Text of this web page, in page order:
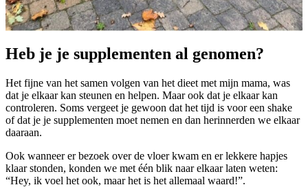
Heb je je supplementen al genomen?
Het fijne van het samen volgen van het dieet met mijn mama, was
dat je elkaar kan steunen en helpen. Maar ook dat je elkaar kan
controleren. Soms vergeet je gewoon dat het tijd is voor een shake
of dat je je supplementen moet nemen en dan herinnerden we elkaar
daaraan.
Ook wanneer er bezoek over de vloer kwam en er lekkere hapjes
klaar stonden, konden we met één blik naar elkaar laten weten:
“Hey, ik voel het ook, maar het is het allemaal waard!”.